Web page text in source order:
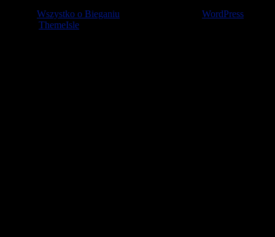
Wszystko o Bieganiu
WordPress
ThemeIsle